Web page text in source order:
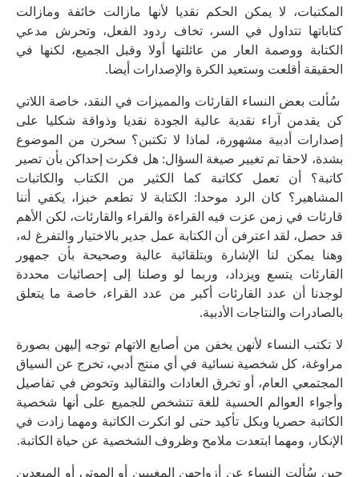
المكتبات، لا يمكن الحكم نقديا لأنها مازالت خائفة ومازالت
كتاباتها تتداول في السر، تخاف ردود الفعل، وتحرش مدعي
الكتابة ووصمة العار من عائلتها أولا وقبل الجميع، لكنها في
الحقيقة أقلعت وستعيد الكرة والإصدارات أيضا.
سُألت بعض النساء القارئات والمميزات في النقد، خاصة اللاتي
كن يقدمن آراء نقدية عالية الجودة نقديا وذواقة شكليا على
إصدارات أدبية مشهورة، لماذا لا تكتبن؟ سخرن من الموضوع
بشدة، لاحقا تم تغيير صيغة السؤال: هل فكرت إحداكن بأن تصير
كاتبة؟ أن تعمل ككاتبة كما الكثير من الكتاب والكاتبات
المشاهير؟ كان الرد موحدا: الكتابة لا تطعم خبزا، يكفي أننا
قارئات في زمن عزت فيه القراءة والقراء والقارئات، لكن الأهم
قد حصل، لقد اعترفن أن الكتابة عمل جدير بالاختيار والتفرغ له،
وهنا يمكن لنا الإشارة وبتلقائية عالية وصحيحة بأن جمهور
القارئات يتسع ويزداد، وربما لو وصلنا إلى إحصائيات محددة
لوجدنا أن عدد القارئات أكبر من عدد القراء، خاصة ما يتعلق
بالصادرات والنتاجات الأدبية.
لا تكتب النساء لأنهن يخفن من أصابع الاتهام توجه إليهن بصورة
مراوغة، كل شخصية نسائية في أي منتج أدبي، تخرج عن السياق
المجتمعي العام، أو تخرق العادات والتقاليد وتخوض في تفاصيل
وأجواء العوالم الحسية للغة تتشخص للجميع على أنها شخصية
الكاتبة حصريا وبكل تأكيد حتى لو انكرت الكاتبة ومهما زادت في
الإنكار، ومهما ابتعدت ملامح وظروف الشخصية عن حياة الكاتبة.
حين سُألت النساء عن أزواجهن المغيبين أو الموتى أو المبعدين